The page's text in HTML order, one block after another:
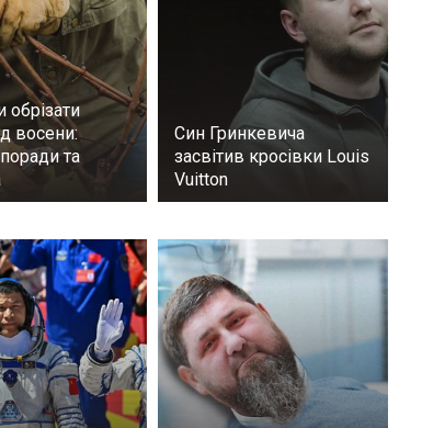
обрізати
восени:
та
Син Гринкевича
засвітив кросівки Louis
Vuitton